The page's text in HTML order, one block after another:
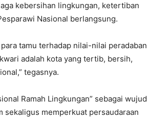
kebersihan lingkungan, ketertiban
Nasional berlangsung.
tamu terhadap nilai-nilai peradaban
adalah kota yang tertib, bersih,
tegasnya.
Ramah Lingkungan” sebagai wujud
sekaligus memperkuat persaudaraan